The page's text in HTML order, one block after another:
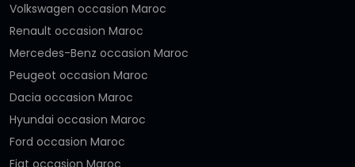
Volkswagen occasion Maroc
Renault occasion Maroc
Mercedes-Benz occasion Maroc
Peugeot occasion Maroc
Dacia occasion Maroc
Hyundai occasion Maroc
Ford occasion Maroc
Fiat occasion Maroc